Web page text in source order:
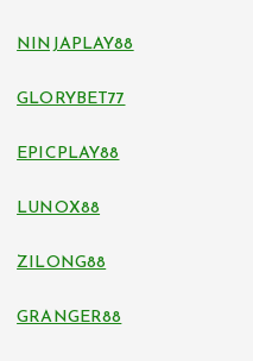
NINJAPLAY88
GLORYBET77
EPICPLAY88
LUNOX88
ZILONG88
GRANGER88